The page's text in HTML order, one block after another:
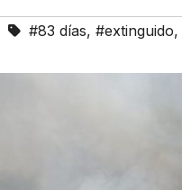
#83 días, #extinguido,